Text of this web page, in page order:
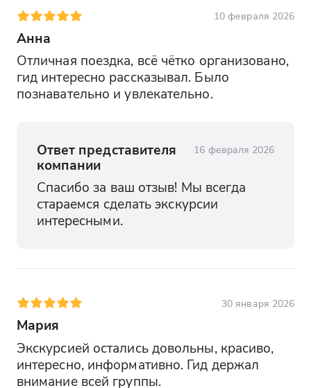
10 февраля 2026
Анна
Отличная поездка, всё чётко организовано,
гид интересно рассказывал. Было
познавательно и увлекательно.
Ответ представителя
компании
16 февраля 2026
Спасибо за ваш отзыв! Мы всегда
стараемся сделать экскурсии
интересными.
30 января 2026
Мария
Экскурсией остались довольны, красиво,
интересно, информативно. Гид держал
внимание всей группы.